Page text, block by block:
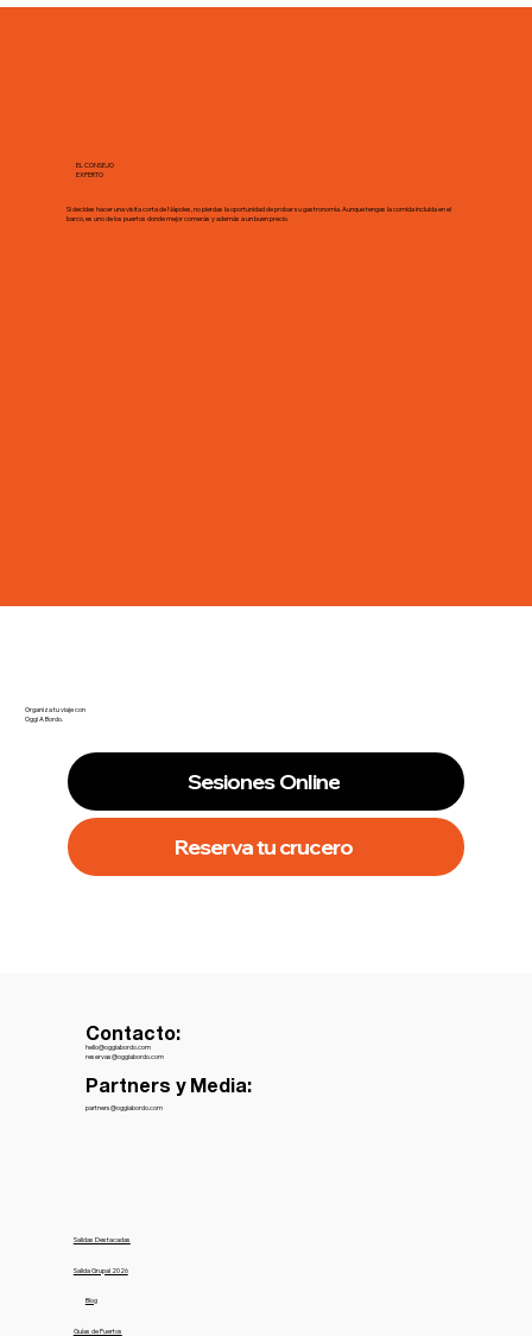
EL CONSEJO
EXPERTO
Si decides hacer una visita corta de Nápoles, no pierdas la oportunidad de probar su gastronomía. Aunque tengas la comida incluida en el
barco, es uno de los puertos donde mejor comerás y además a un buen precio.
Organiza tu viaje con
Oggi A Bordo.
Sesiones Online
Reserva tu crucero
Salidas Destacadas
Salida Grupal 2026
Guías de Puertos
Blog
Contacto:
hello@oggiabordo.com
reservas@oggiabordo.com
Partners y Media:
partners@oggiabordo.com